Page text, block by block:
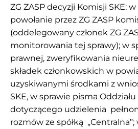
ZG ZASP decyzji Komisji SKE;
powołanie przez ZG ZASP
(oddelegowany członek ZG
monitorowania tej sprawy); w
prawnej, zweryfikowania
składek członkowskich w
uzyskiwanymi środkami z
SKE, w sprawie pisma
dotyczącego udzielenia
rozmów ze spółką